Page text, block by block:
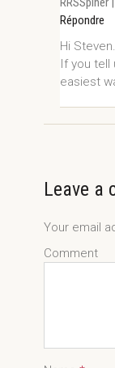
Répondre
Hi Steven.
If you tell
easiest
Leave a
Your email
Comment